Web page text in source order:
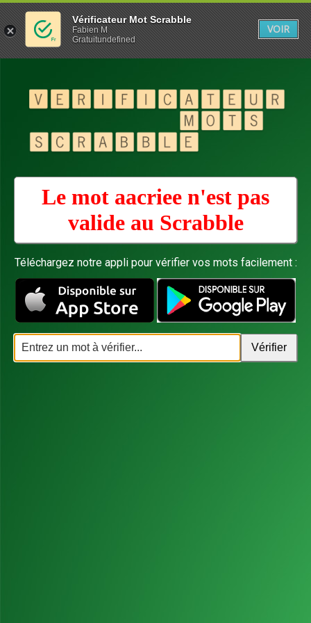
Le mot aacriee n'est pas
valide au Scrabble
Téléchargez notre appli pour vérifier vos mots facilement :
Vérificateur Mot Scrabble
Fabien M
Gratuitundefined
VOIR